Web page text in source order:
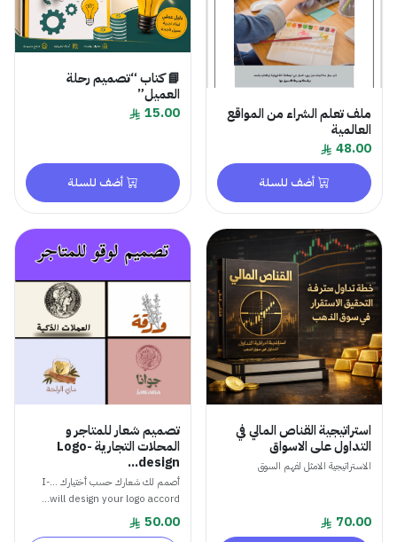
ملف تعلم الشراء من المواقع
العالمية
48.00
أضف للسلة
📘 كتاب “تصميم رحلة
العميل”
15.00
أضف للسلة
استراتيجية القناص المالي في
التداول على الاسواق
الاستراتيجية الامثل لفهم السوق
70.00
تصميم شعار للمتاجر و
المحلات التجارية -Logo
design...
أصمم لك شعارك حسب أختيارك ...-I
will design your logo accord...
50.00